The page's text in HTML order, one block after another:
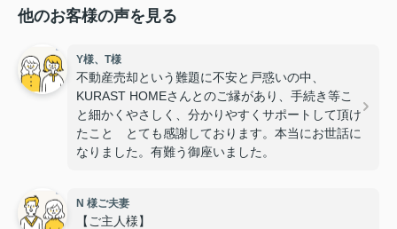
他のお客様の声を見る
Y様、T様
不動産売却という難題に不安と戸惑いの中、
KURAST HOMEさんとのご縁があり、手続き等こ
と細かくやさしく、分かりやすくサポートして頂け
たこと とても感謝しております。本当にお世話に
なりました。有難う御座いました。
N 様ご夫妻
【ご主人様】